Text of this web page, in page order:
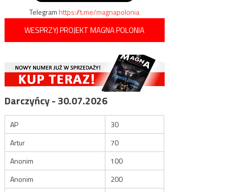
Telegramhttps://t.me/magnapolonia
WESPRZYJ PROJEKT MAGNA POLONIA
Darczyńcy - 30.07.2026
AP
30
Artur
70
Anonim
100
Anonim
200